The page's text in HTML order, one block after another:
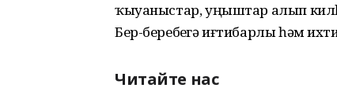
ҡыуаныстар, уңыштар алып
Бер-беребеҙгә иғтибарлы һәм
Читайте нас